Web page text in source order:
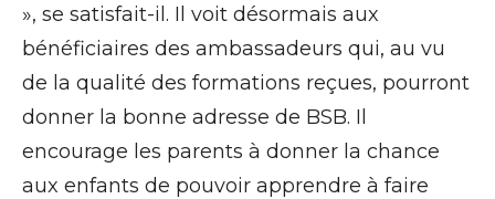
», se satisfait-il. Il voit désormais aux
bénéficiaires des ambassadeurs qui, au vu
de la qualité des formations reçues, pourront
donner la bonne adresse de BSB. Il
encourage les parents à donner la chance
aux enfants de pouvoir apprendre à faire